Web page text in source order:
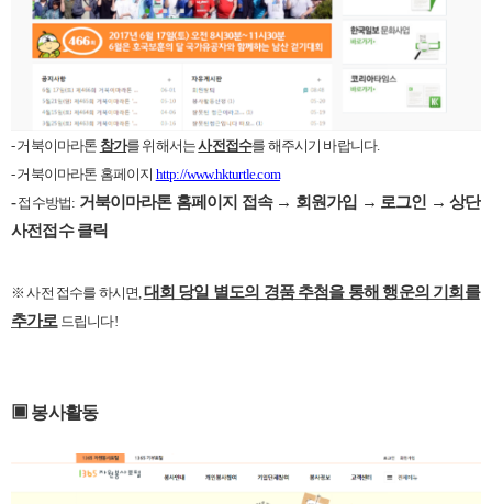
-거북이마라톤 참가를 위해서는사전접수를 해주시기 바랍니다.
-거북이마라톤 홈페이지 http://www.hkturtle.com
-접수방법: 거북이마라톤 홈페이지 접속 → 회원가입 → 로그인 → 상단
사전접수 클릭
※ 사전 접수를 하시면 대회 당일 별도의 경품 추첨을 통해 행운의 기회를
추가로 드립니다!
▣ 봉사활동